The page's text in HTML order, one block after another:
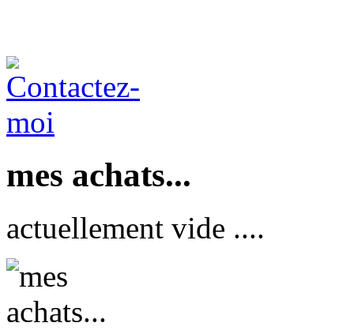
mes achats...
actuellement vide ....